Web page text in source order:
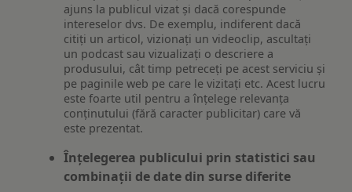
ajuns la publicul vizat și dacă corespunde
intereselor dvs. De exemplu, indiferent dacă
citiți un articol, vizionați un videoclip, ascultați
un podcast sau vizualizați o descriere a
produsului, cât timp petreceți pe acest serviciu și
pe paginile web pe care le vizitați etc. Acest lucru
este foarte util pentru a înțelege relevanța
conținutului (fără caracter publicitar) care vă
este prezentat.
Înțelegerea publicului prin statistici sau
combinații de date din surse diferite